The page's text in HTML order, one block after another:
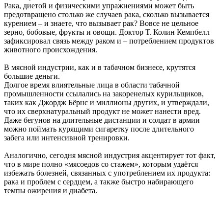
Рака, диетой и физическими упражнениями может быть
предотвращено столько же случаев рака, сколько вызывается
курением – и знаете, что вызывает рак? Вовсе не цельное
зерно, бобовые, фрукты и овощи. Доктор Т. Колин Кемпбелл
зафиксировал связь между раком и – потреблением продуктов
животного происхождения.
В мясной индустрии, как и в табачном бизнесе, крутятся
большие деньги.
Долгое время влиятельные лица в области табачной
промышленности ссылались на закоренелых курильщиков,
таких как Джордж Бёрнс и миллионы других, и утверждали,
что их сверхнатуральный продукт не может нанести вред.
Даже бегунов на длительные дистанции и солдат в армии
можно поймать курящими сигаретку после длительного
забега или интенсивной тренировки.
Аналогично, сегодня мясной индустрия акцентирует тот факт,
что в мире полно «мясоедов со стажем», которым удаётся
избежать болезней, связанных с употреблением их продукта:
рака и проблем с сердцем, а также быстро набирающего
темпы ожирения и диабета.